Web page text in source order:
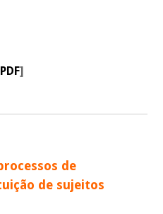
PDF]
de
de sujeitos